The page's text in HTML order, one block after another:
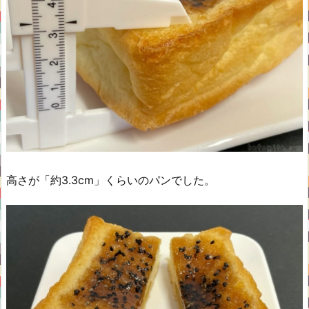
高さが「約3.3cm」くらいのパンでした。